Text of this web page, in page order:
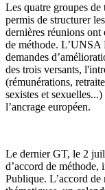
Les quatre groupes
permis de structurer
dernières réunions ont
de méthode. L’UNSA
demandes
des trois versants,
(rémunérations,
sexistes et
l’ancrage européen.
Le dernier GT, le 2
d’accord de méthode,
Publique. L’accord